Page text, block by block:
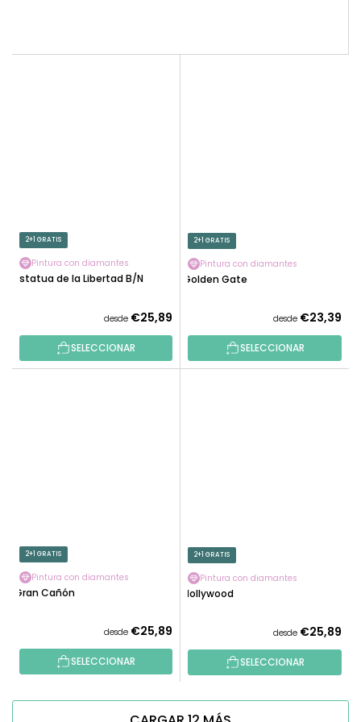
2+1 GRATIS
Pintura con diamantes
Estatua de la Libertad B/N
desde €25,89
SELECCIONAR
2+1 GRATIS
Pintura con diamantes
Golden Gate
desde €23,39
SELECCIONAR
2+1 GRATIS
Pintura con diamantes
Gran Cañón
desde €25,89
SELECCIONAR
2+1 GRATIS
Pintura con diamantes
Hollywood
desde €25,89
SELECCIONAR